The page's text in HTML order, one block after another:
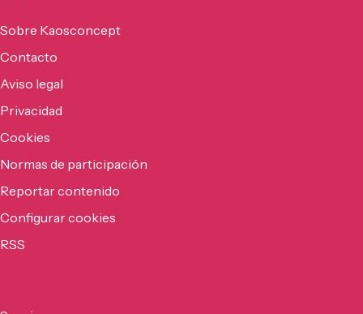
Sobre Kaosconcept
Contacto
Aviso legal
Privacidad
Cookies
Normas de participación
Reportar contenido
Configurar cookies
RSS